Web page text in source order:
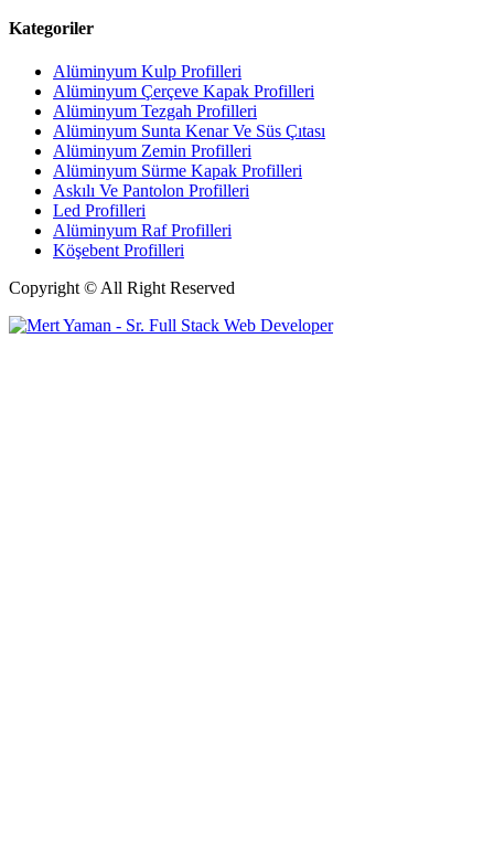
Kategoriler
Alüminyum Kulp Profilleri
Alüminyum Çerçeve Kаpаk Profilleri
Alüminyum Tezgah Profilleri
Alüminyum Sunta Kenar Ve Süs Çıtası
Alüminyum Zemin Profilleri
Alüminyum Sürme Kapak Profilleri
Askılı Ve Pantolon Profilleri
Led Profilleri
Alüminyum Raf Profilleri
Köşebent Profilleri
Copyright © All Right Reserved